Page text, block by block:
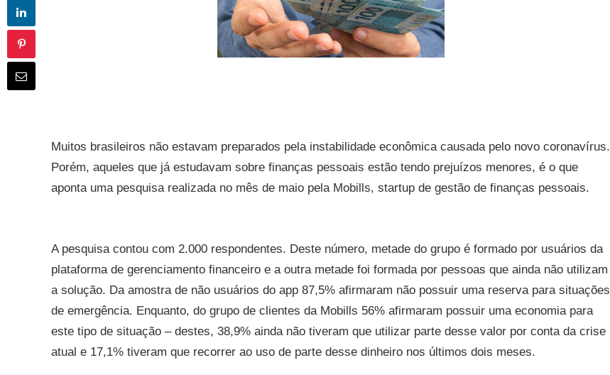
Muitos brasileiros não estavam preparados pela instabilidade econômica causada pelo novo coronavírus.
Porém, aqueles que já estudavam sobre finanças pessoais estão tendo prejuízos menores, é o que
aponta uma pesquisa realizada no mês de maio pela Mobills, startup de gestão de finanças pessoais.
A pesquisa contou com 2.000 respondentes. Deste número, metade do grupo é formado por usuários da
plataforma de gerenciamento financeiro e a outra metade foi formada por pessoas que ainda não utilizam
a solução. Da amostra de não usuários do app 87,5% afirmaram não possuir uma reserva para situações
de emergência. Enquanto, do grupo de clientes da Mobills 56% afirmaram possuir uma economia para
este tipo de situação – destes, 38,9% ainda não tiveram que utilizar parte desse valor por conta da crise
atual e 17,1% tiveram que recorrer ao uso de parte desse dinheiro nos últimos dois meses.